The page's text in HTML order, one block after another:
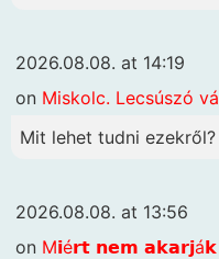
2026.08.08. at 14:19
on Miskolc. Lecsúszó
Mit lehet tudni ezekről?
2026.08.08. at 13:56
on M𝗶é𝗿𝘁 𝗻𝗲𝗺